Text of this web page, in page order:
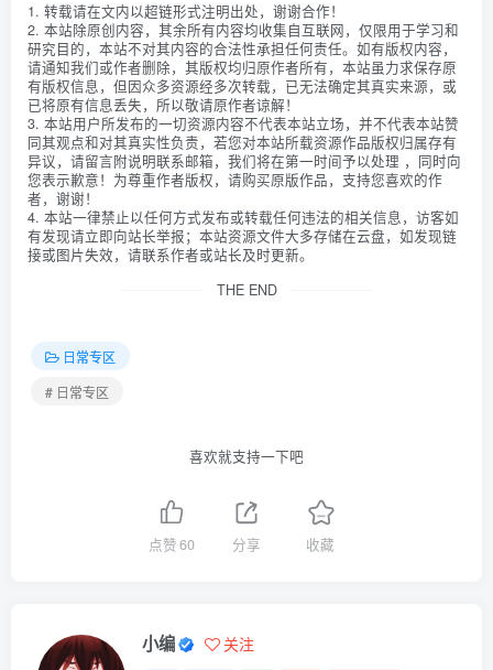
1. 转载请在文内以超链形式注明出处，谢谢合作！
2. 本站除原创内容，其余所有内容均收集自互联网，仅限用于学习和
研究目的，本站不对其内容的合法性承担任何责任。如有版权内容，
请通知我们或作者删除，其版权均归原作者所有，本站虽力求保存原
有版权信息，但因众多资源经多次转载，已无法确定其真实来源，或
已将原有信息丢失，所以敬请原作者谅解！
3. 本站用户所发布的一切资源内容不代表本站立场，并不代表本站赞
同其观点和对其真实性负责，若您对本站所载资源作品版权归属存有
异议，请留言附说明联系邮箱，我们将在第一时间予以处理 ，同时向
您表示歉意！为尊重作者版权，请购买原版作品，支持您喜欢的作
者，谢谢！
4. 本站一律禁止以任何方式发布或转载任何违法的相关信息，访客如
有发现请立即向站长举报；本站资源文件大多存储在云盘，如发现链
接或图片失效，请联系作者或站长及时更新。
THE END
日常专区
# 日常专区
喜欢就支持一下吧
点赞60 分享 收藏
小编 关注